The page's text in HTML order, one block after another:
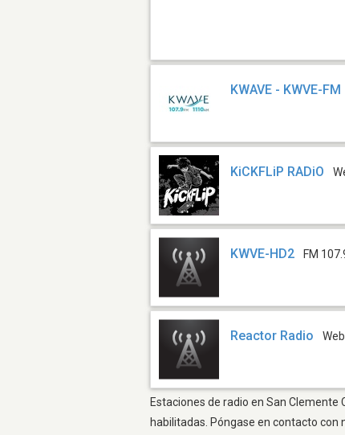
KWAVE - KWVE-FM
KiCKFLiP RADiO
KWVE-HD2 FM
Reactor Radio Web
Estaciones de radio en San Clemente
habilitadas. Póngase en contacto